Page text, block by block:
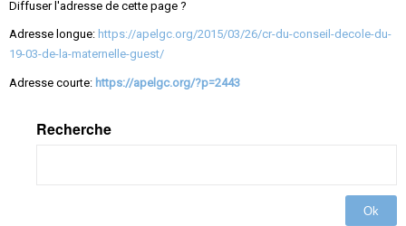
Diffuser l'adresse de cette page ?
Adresse longue: https://apelgc.org/2015/03/26/cr-du-conseil-decole-du-
19-03-de-la-maternelle-guest/
Adresse courte: https://apelgc.org/?p=2443
Recherche
Ok